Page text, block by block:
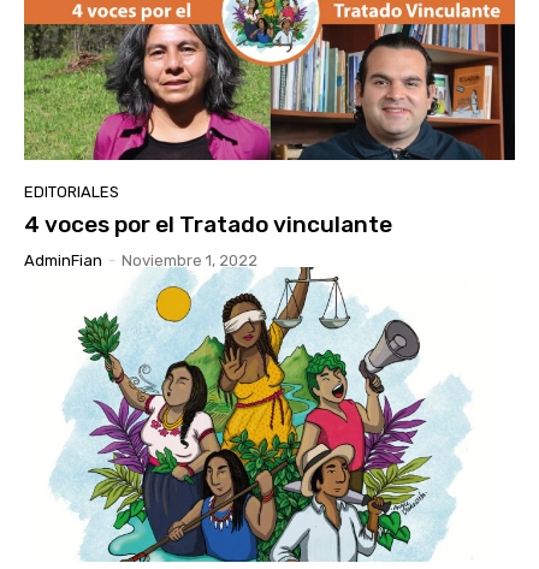
EDITORIALES
4 voces por el Tratado vinculante
AdminFian - Noviembre 1, 2022